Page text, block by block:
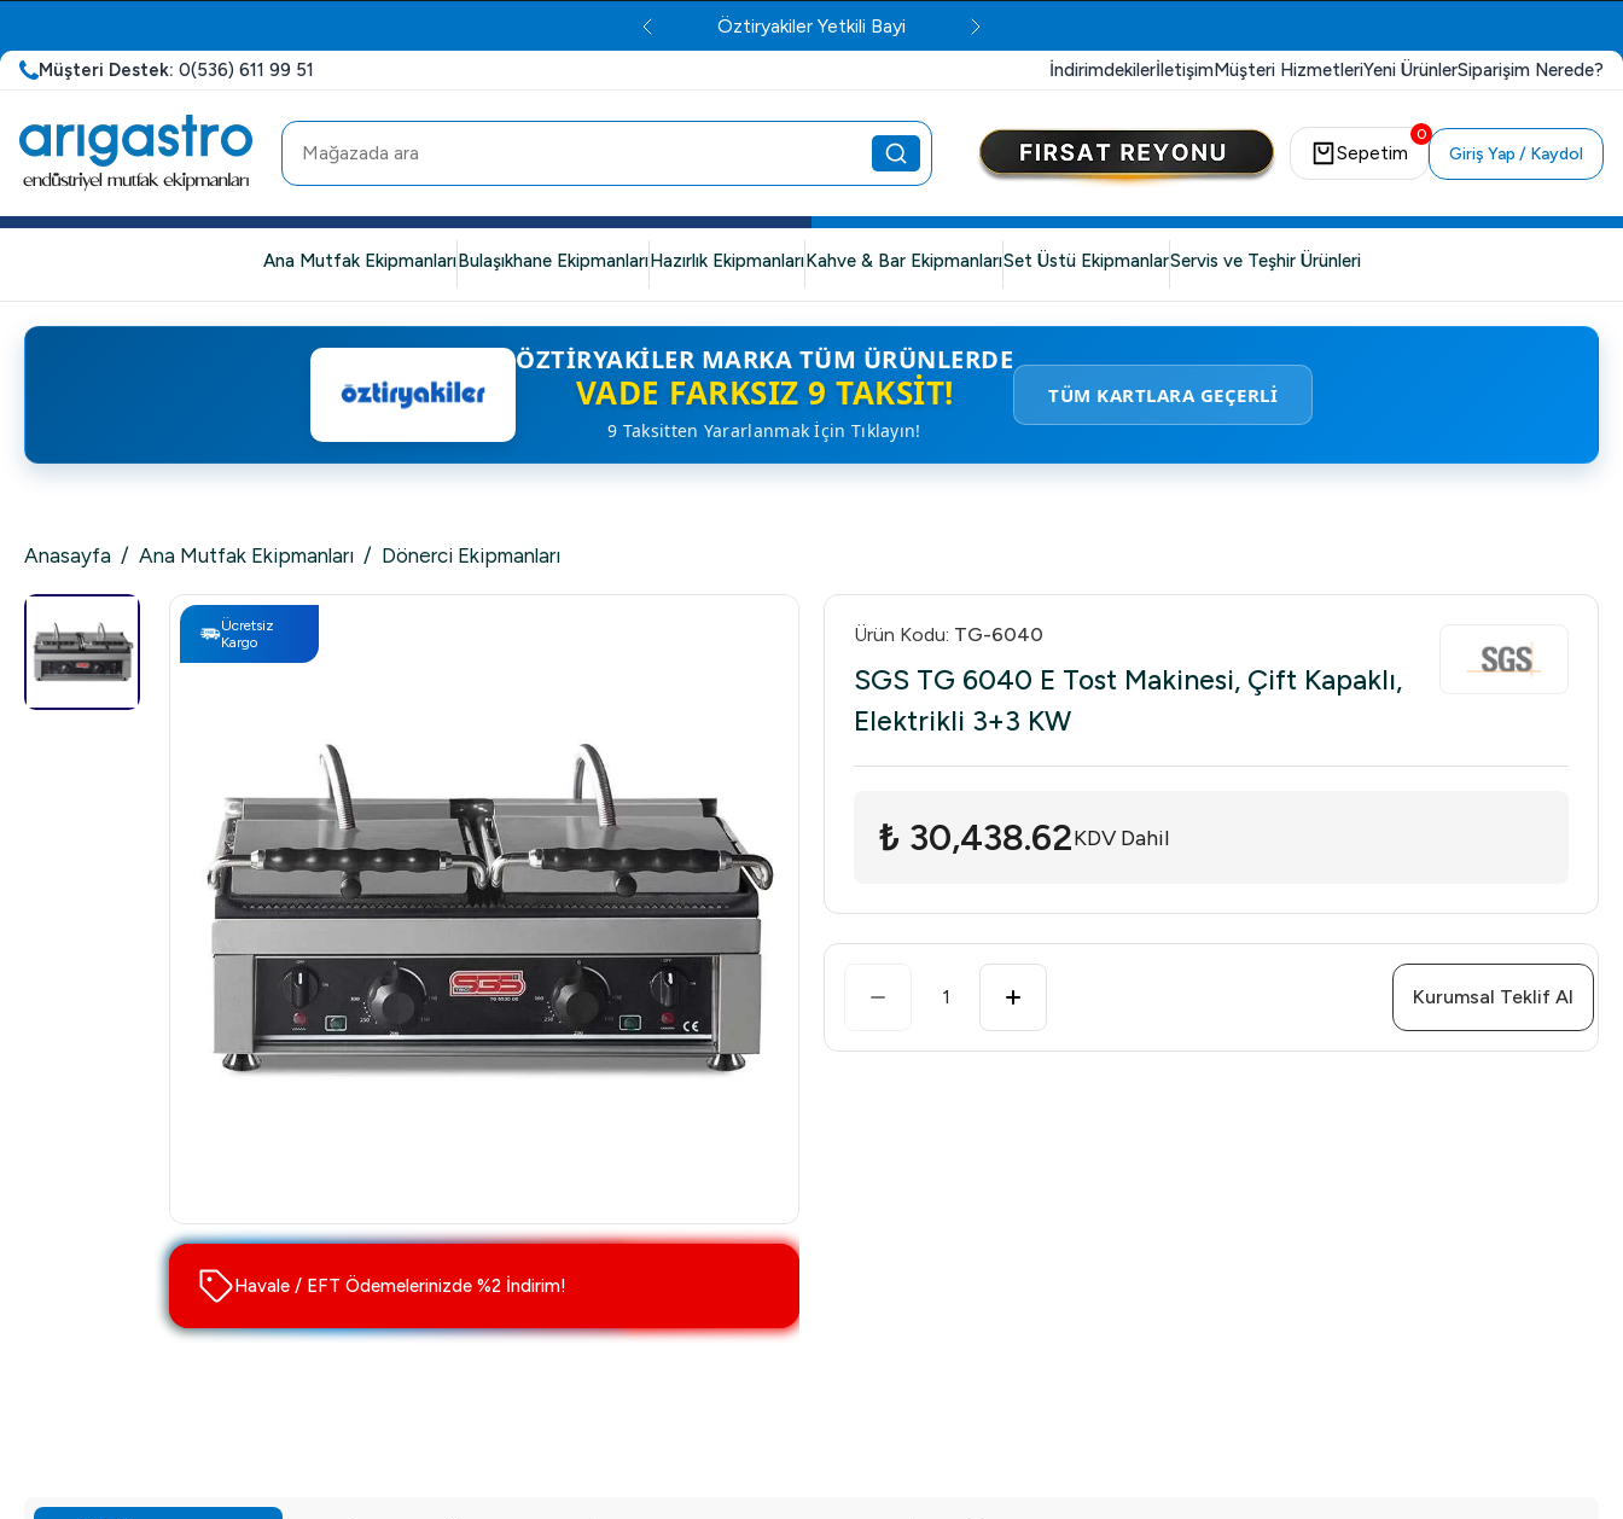
Öztiryakiler Yetkili Bayi
Müşteri Destek: 0(536) 611 99 51 İndirimdekilerİletişimMüşteri HizmetleriYeni ÜrünlerSiparişim Nerede?
0
Sepetim Giriş Yap / Kaydol
Ana Mutfak EkipmanlarıBulaşıkhane EkipmanlarıHazırlık EkipmanlarıKahve & Bar EkipmanlarıSet Üstü EkipmanlarServis ve Teşhir Ürünleri
ÖZTIRYAKILER MARKA TÜM ÜRÜNLERDE
VADE FARKSIZ 9 TAKSIT!
9 Taksitten Yararlanmak İçin Tıklayın!
TÜM KARTLARA GEÇERLİ
Anasayfa / Ana Mutfak Ekipmanları / Dönerci Ekipmanları
Ücretsiz
Kargo
Havale / EFT Ödemelerinizde %2 İndirim!
Ürün Kodu: TG-6040
SGS TG 6040 E Tost Makinesi, Çift Kapaklı,
Elektrikli 3+3 KW
₺ 30,438.62KDV Dahil
1 Kurumsal Teklif Al